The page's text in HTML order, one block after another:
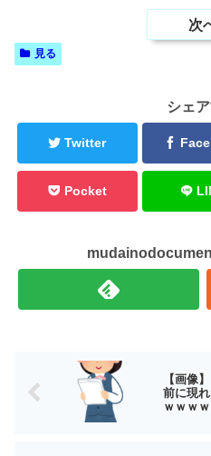
次
見る
シェ
Twitter
Pocket
【画像
前に現
ｗｗｗｗ